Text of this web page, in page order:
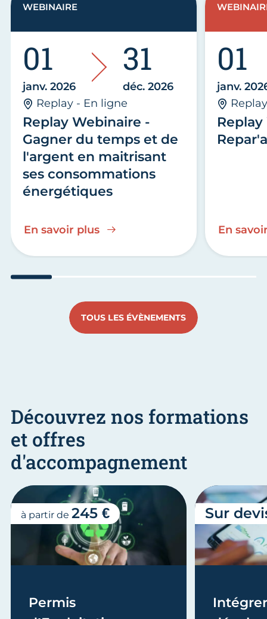
Replay Webinaire -
Gagner du temps et de
l'argent en maitrisant
ses consommations
énergétiques
01
janv. 2026
31
déc. 2026
Replay - En ligne
En savoir plus
WEBINAIRE
01
janv.
En
TOUS LES ÉVÈNEMENTS
Découvrez nos formations
et offres
d'accompagnement
Permis
à partir de 245 € Sur